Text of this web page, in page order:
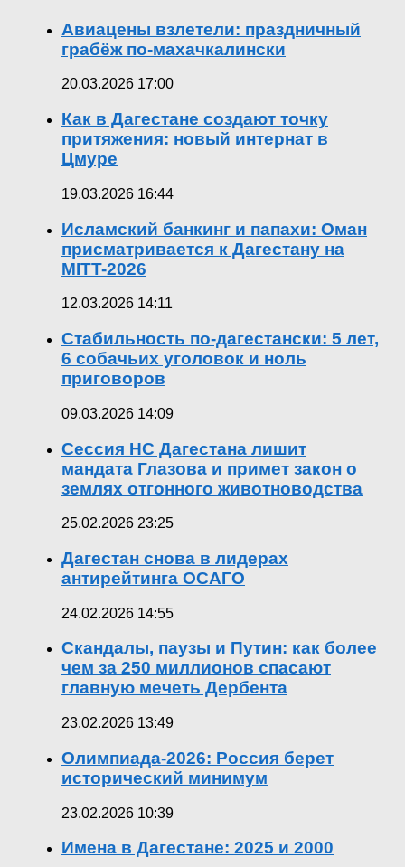
Авиацены взлетели: праздничный
грабёж по-махачкалински
20.03.2026 17:00
Как в Дагестане создают точку
притяжения: новый интернат в
Цмуре
19.03.2026 16:44
Исламский банкинг и папахи: Оман
присматривается к Дагестану на
MITT-2026
12.03.2026 14:11
Стабильность по-дагестански: 5 лет,
6 собачьих уголовок и ноль
приговоров
09.03.2026 14:09
Сессия НС Дагестана лишит
мандата Глазова и примет закон о
землях отгонного животноводства
25.02.2026 23:25
Дагестан снова в лидерах
антирейтинга ОСАГО
24.02.2026 14:55
Скандалы, паузы и Путин: как более
чем за 250 миллионов спасают
главную мечеть Дербента
23.02.2026 13:49
Олимпиада-2026: Россия берет
исторический минимум
23.02.2026 10:39
Имена в Дагестане: 2025 и 2000